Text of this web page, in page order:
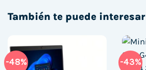
También te puede interesar
-48% -43%